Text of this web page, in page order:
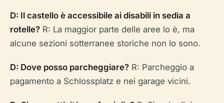
D: Il castello è accessibile ai disabili in sedia a
rotelle? R: La maggior parte delle aree lo è, ma
alcune sezioni sotterranee storiche non lo sono.
D: Dove posso parcheggiare? R: Parcheggio a
pagamento a Schlossplatz e nei garage vicini.